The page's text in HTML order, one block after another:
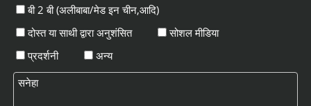
बी 2 बी (अलीबाबा/मेड इन चीन,आदि)
दोस्त या साथी द्वारा अनुशंसित
सोशल मीडिया
प्रदर्शनी
अन्य